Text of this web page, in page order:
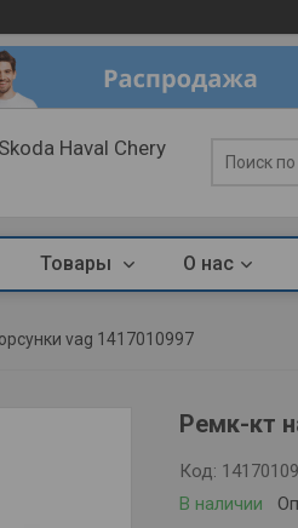
Haval Chery
Товары О нас
vag 1417010997
Ремк-кт
В наличии
Код: